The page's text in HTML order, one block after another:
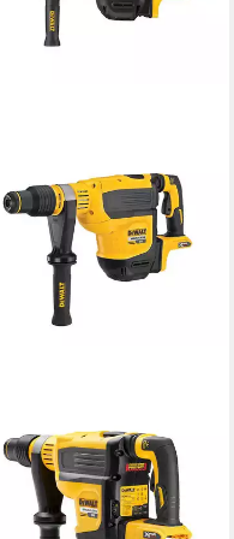
Kombibohrhammer
SDS-max, Basis, 54 V,
380 U/min, mit 10,5